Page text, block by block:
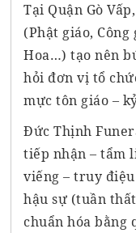
Tại Quận Gò
(Phật giáo,
Hoa…) tạo nên
hỏi đơn vị tổ
mực tôn giáo –
Đức Thịnh
tiếp nhận – tẩm
viếng – truy
hậu sự (tuần
chuẩn hóa bằng